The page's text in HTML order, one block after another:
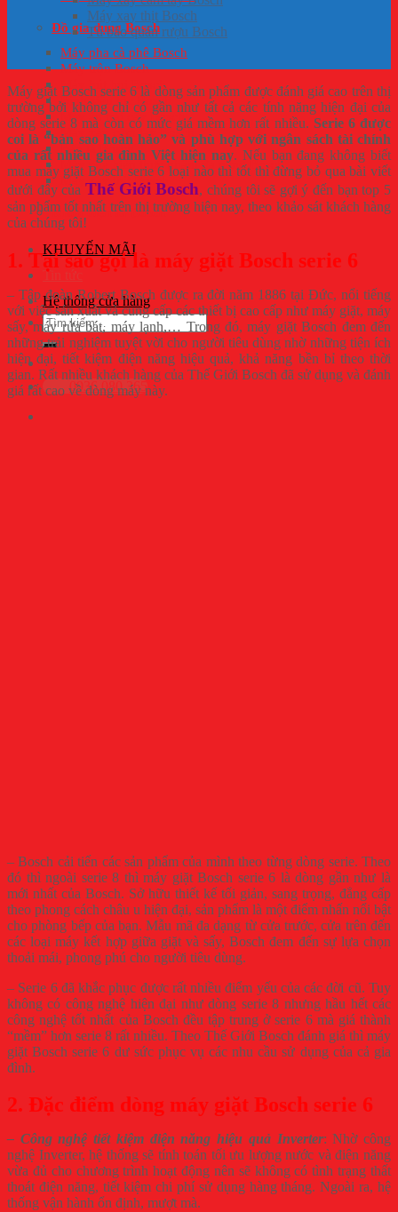
Đồ gia dụng Bosch
Máy pha cà phê Bosch
Máy trộn Bosch
Máy hút bụi Bosch
Bình siêu tốc Bosch
Máy ép trái cây Bosch
Máy xay cầm tay Bosch
Bàn là Bosch
Máy chế biến thực phẩm đa năng Bosch
Máy xay thịt Bosch
Khóa điện tử Bosch
KHUYẾN MÃI
Tin tức
Hệ thống cửa hàng
Tìm
kiếm:
0936.080.365
Máy xay thịt Bosch
Tủ bảo quản rượu Bosch
Máy giặt Bosch serie 6 là dòng sản phẩm được đánh giá cao trên thị
trường bởi không chỉ có gần như tất cả các tính năng hiện đại của
dòng serie 8 mà còn có mức giá mềm hơn rất nhiều. Serie 6 được
coi là “bản sao hoàn hảo” và phù hợp với ngân sách tài chính
của rất nhiều gia đình Việt hiện nay. Nếu bạn đang không biết
mua máy giặt Bosch serie 6 loại nào thì tốt thì đừng bỏ qua bài viết
dưới đây của Thế Giới Bosch, chúng tôi sẽ gợi ý đến bạn top 5
sản phẩm tốt nhất trên thị trường hiện nay, theo khảo sát khách hàng
của chúng tôi!
1. Tại sao gọi là máy giặt Bosch serie 6
– Tập đoàn Robert Bosch được ra đời năm 1886 tại Đức, nổi tiếng
với việc sản xuất và cung cấp các thiết bị cao cấp như máy giặt, máy
sấy, máy rửa bát, máy lạnh,… Trong đó, máy giặt Bosch đem đến
những trải nghiệm tuyệt vời cho người tiêu dùng nhờ những tiện ích
hiện đại, tiết kiệm điện năng hiệu quả, khả năng bền bỉ theo thời
gian. Rất nhiều khách hàng của Thế Giới Bosch đã sử dụng và đánh
giá rất cao về dòng máy này.
– Bosch cải tiến các sản phẩm của mình theo từng dòng serie. Theo
đó thì ngoài serie 8 thì máy giặt Bosch serie 6 là dòng gần như là
mới nhất của Bosch. Sở hữu thiết kế tối giản, sang trọng, đẳng cấp
theo phong cách châu u hiện đại, sản phẩm là một điểm nhấn nổi bật
cho phòng bếp của bạn. Mẫu mã đa dạng từ cửa trước, cửa trên đến
các loại máy kết hợp giữa giặt và sấy, Bosch đem đến sự lựa chọn
thoải mái, phong phú cho người tiêu dùng.
– Serie 6 đã khắc phục được rất nhiều điểm yếu của các đời cũ. Tuy
không có công nghệ hiện đại như dòng serie 8 nhưng hầu hết các
công nghệ tốt nhất của Bosch đều tập trung ở serie 6 mà giá thành
“mềm” hơn serie 8 rất nhiều. Theo Thế Giới Bosch đánh giá thì máy
giặt Bosch serie 6 dư sức phục vụ các nhu cầu sử dụng của cả gia
đình.
2. Đặc điểm dòng máy giặt Bosch serie 6
– Công nghệ tiết kiệm điện năng hiệu quả Inverter: Nhờ công
nghệ Inverter, hệ thống sẽ tính toán tối ưu lượng nước và điện năng
vừa đủ cho chương trình hoạt động nên sẽ không có tình trạng thất
thoát điện năng, tiết kiệm chi phí sử dụng hàng tháng. Ngoài ra, hệ
thống vận hành ổn định, mượt mà.